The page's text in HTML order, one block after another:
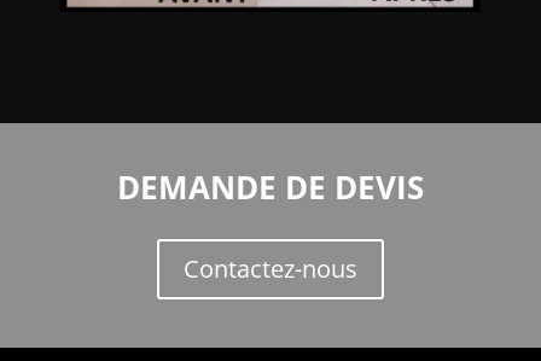
DEMANDE DE DEVIS
Contactez-nous